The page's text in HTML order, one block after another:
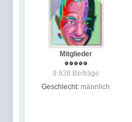
Mitglieder
9.938 Beiträge
Geschlecht: männlich